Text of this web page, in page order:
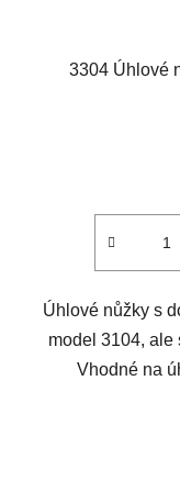
3304 Úhlové
Úhlové nůžky s
model 3104, ale
Vhodné na